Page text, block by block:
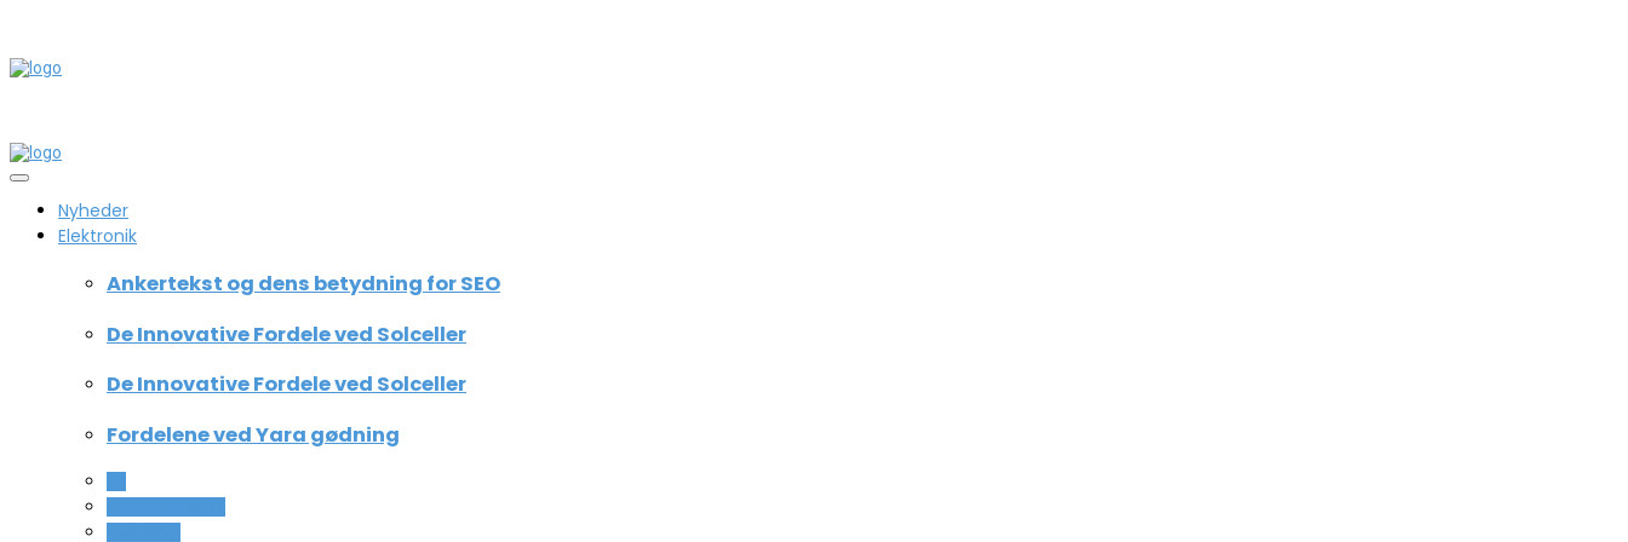
Nyheder
Elektronik
Ankertekst og dens betydning for SEO
De Innovative Fordele ved Solceller
De Innovative Fordele ved Solceller
Fordelene ved Yara gødning